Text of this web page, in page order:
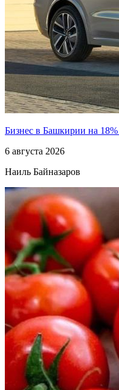
Бизнес в Башкирии на 18%
6 августа 2026
Наиль Байназаров